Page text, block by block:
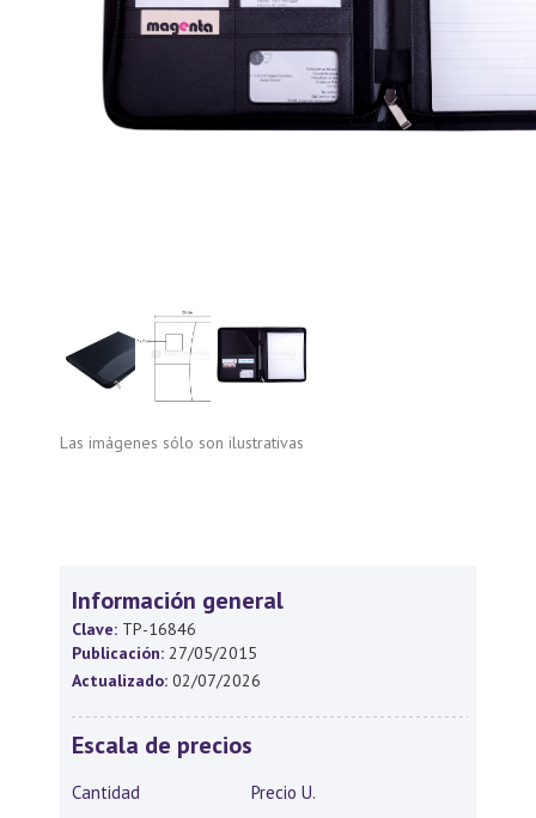
Las imágenes sólo son ilustrativas
Información general
Clave: TP-16846
Publicación: 27/05/2015
Actualizado: 02/07/2026
Escala de precios
Cantidad Precio U.